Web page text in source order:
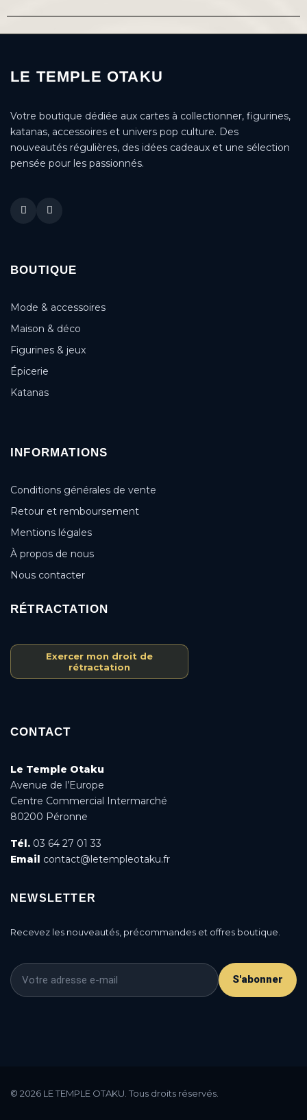
Module manager / AN Cookie Popup.
LE TEMPLE OTAKU
Votre boutique dédiée aux cartes à collectionner, figurines,
katanas, accessoires et univers pop culture. Des
nouveautés régulières, des idées cadeaux et une sélection
pensée pour les passionnés.
BOUTIQUE
Mode & accessoires
Maison & déco
Figurines & jeux
Épicerie
Katanas
INFORMATIONS
Conditions générales de vente
Retour et remboursement
Mentions légales
À propos de nous
Nous contacter
RÉTRACTATION
Exercer mon droit de
rétractation
CONTACT
Le Temple Otaku
Avenue de l’Europe
Centre Commercial Intermarché
80200 Péronne
Tél. 03 64 27 01 33
Email contact@letempleotaku.fr
NEWSLETTER
Recevez les nouveautés, précommandes et offres boutique.
S'abonner
© 2026 LE TEMPLE OTAKU. Tous droits réservés.